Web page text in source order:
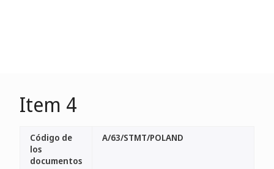
Item 4
Código de
los
documentos
A/63/STMT/POLAND